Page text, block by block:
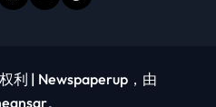
利 | Newspaperup ，由
。